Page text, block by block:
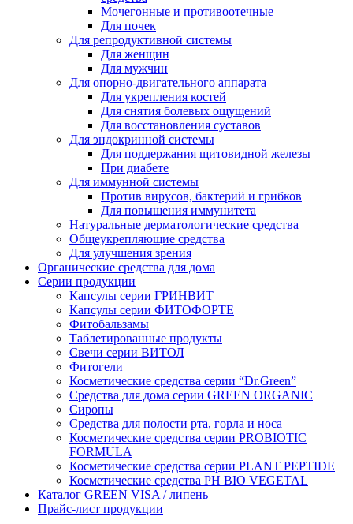
Мочегонные и противоотечные
Для почек
Для репродуктивной системы
Для женщин
Для мужчин
Для опорно-двигательного аппарата
Для укрепления костей
Для снятия болевых ощущений
Для восстановления суставов
Для эндокринной системы
Для поддержания щитовидной железы
При диабете
Для иммунной системы
Против вирусов, бактерий и грибков
Для повышения иммунитета
Натуральные дерматологические средства
Общеукрепляющие средства
Для улучшения зрения
Органические средства для дома
Серии продукции
Капсулы серии ГРИНВИТ
Капсулы серии ФИТОФОРТЕ
Фитобальзамы
Таблетированные продукты
Свечи серии ВИТОЛ
Фитогели
Косметические средства серии “Dr.Green”
Средства для дома серии GREEN ORGANIC
Сиропы
Средства для полости рта, горла и носа
Косметические средства серии PROBIOTIC
FORMULA
Косметические средства серии PLANT PEPTIDE
Косметические средства PH BIO VEGETAL
Каталог GREEN VISA / липень
Прайс-лист продукции